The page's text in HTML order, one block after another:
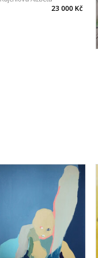
23 000 Kč